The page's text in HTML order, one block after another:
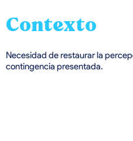
Contexto
Necesidad de restaurar la
contingencia presentada.